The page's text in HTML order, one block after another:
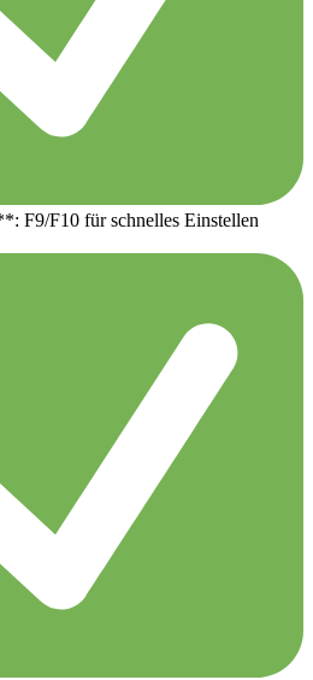
F9/F10 für schnelles Einstellen